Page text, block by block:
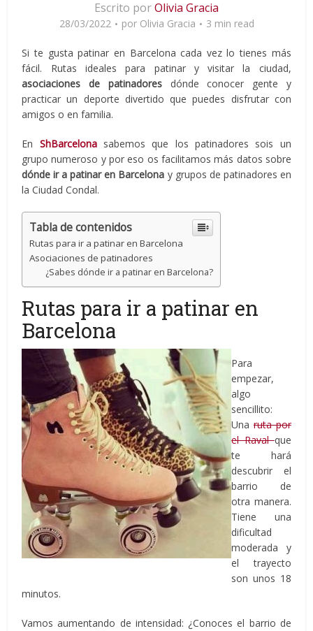
Escrito porOlivia Gracia
28/03/2022 por Olivia Gracia 3 min read
Si te gusta patinar en Barcelona cada vez lo tienes más
fácil. Rutas ideales para patinar y visitar la ciudad,
asociaciones de patinadoresdónde conocer gente y
practicar un deporte divertido que puedes disfrutar con
amigos o en familia.
En ShBarcelona sabemos que los patinadores sois un
grupo numeroso y por eso os facilitamos más datos sobre
dónde ir a patinar en Barcelona y grupos de patinadores en
la Ciudad Condal.
Tabla de contenidos
Rutas para ir a patinar en Barcelona
Asociaciones de patinadores
¿Sabes dónde ir a patinar en Barcelona?
Rutas para ir a patinar en
Barcelona
Para
empezar,
algo
sencillito:
Una ruta por
el Ravalque
te hará
descubrir el
barrio de
otra manera.
Tiene una
dificultad
moderada y
el trayecto
son unos 18
minutos.
Vamos aumentando de intensidad: ¿Conoces el barrio de